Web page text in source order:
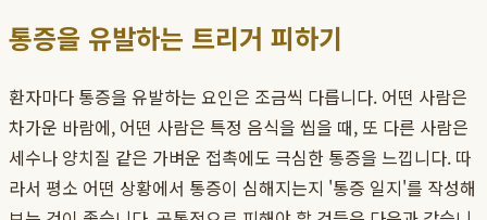
통증을 유발하는 트리거 피하기
환자마다 통증을 유발하는 요인은 조금씩 다릅니다. 어떤 사람은
차가운 바람에, 어떤 사람은 특정 음식을 씹을 때, 또 다른 사람은
세수나 양치질 같은 가벼운 접촉에도 극심한 통증을 느낍니다. 따
라서 평소 어떤 상황에서 통증이 심해지는지 '통증 일지'를 작성해